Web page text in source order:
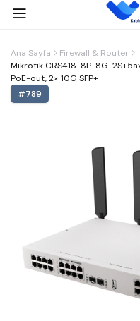
Ana Sayfa
Firewall & Router
Mikrotik CRS418-8P-8G-
PoE-out, 2× 10G SFP+
#789